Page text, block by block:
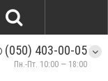
(050) 403-00-05
Пн.-Пт. 10:00 — 18:00